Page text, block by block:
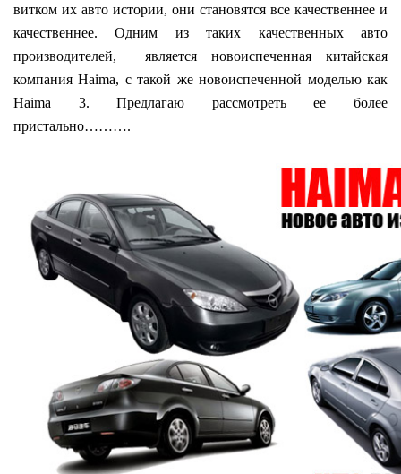
витком их авто истории, они становятся все качественнее и
качественнее. Одним из таких качественных авто
производителей, является новоиспеченная китайская
компания Haima, с такой же новоиспеченной моделью как
Haima 3. Предлагаю рассмотреть ее более
пристально……….